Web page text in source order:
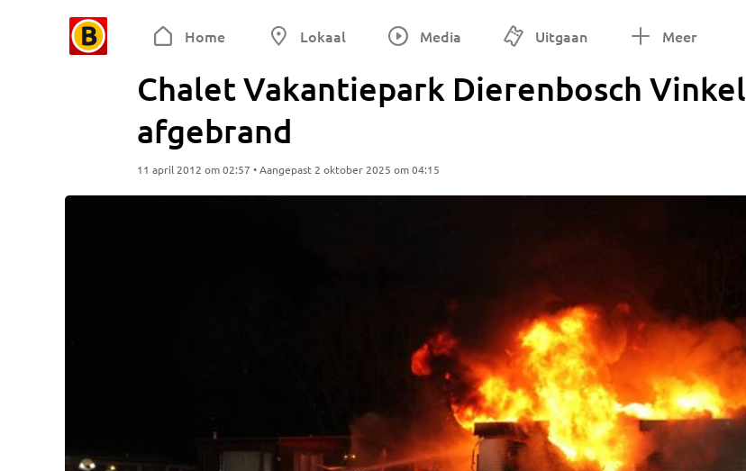
Home Lokaal Media Uitgaan Meer
Chalet Vakantiepark Dierenbosch Vinkel
afgebrand
11 april 2012 om 02:57 • Aangepast 2 oktober 2025 om 04:15